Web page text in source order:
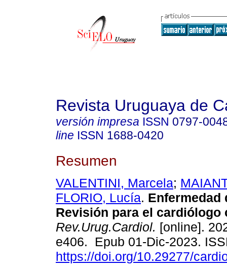
Revista Uruguaya de
versión impresa ISSN 0797-
line ISSN 1688-0420
Resumen
VALENTINI, Marcela;
FLORIO, Lucía. Enfermedad
Revisión para el cardiólogo
Rev.Urug.Cardiol. [online].
e406. Epub 01-Dic-2023.
https://doi.org/10.29277/